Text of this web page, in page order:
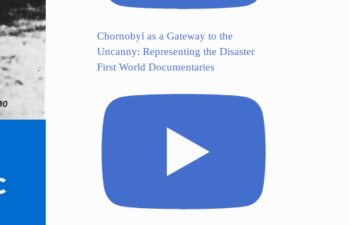
Chornobyl as a Gateway to the
Uncanny: Representing the Disaster
First World Documentaries